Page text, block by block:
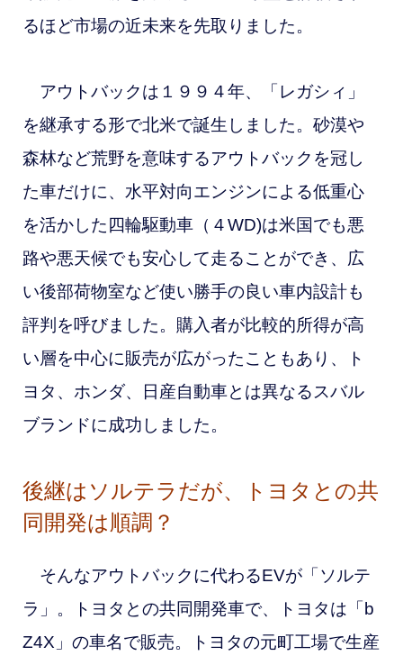
るほど市場の近未来を先取りました。
アウトバックは１９９４年、「レガシィ」
を継承する形で北米で誕生しました。砂漠や
森林など荒野を意味するアウトバックを冠し
た車だけに、水平対向エンジンによる低重心
を活かした四輪駆動車（４WD)は米国でも悪
路や悪天候でも安心して走ることができ、広
い後部荷物室など使い勝手の良い車内設計も
評判を呼びました。購入者が比較的所得が高
い層を中心に販売が広がったこともあり、ト
ヨタ、ホンダ、日産自動車とは異なるスバル
ブランドに成功しました。
後継はソルテラだが、トヨタとの共
同開発は順調？
そんなアウトバックに代わるEVが「ソルテ
ラ」。トヨタとの共同開発車で、トヨタは「b
Z4X」の車名で販売。トヨタの元町工場で生産